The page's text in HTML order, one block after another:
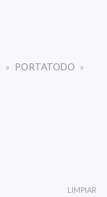
» PORTATODO »
LIMPIAR